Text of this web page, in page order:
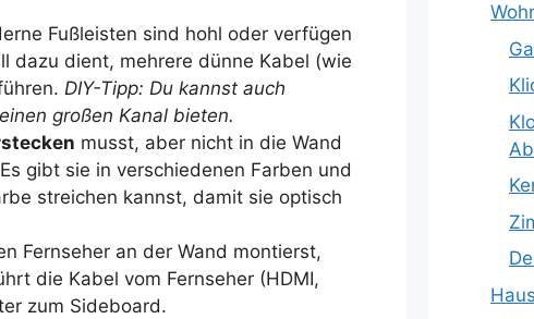
Fußleisten sind hohl oder verfügen
dazu dient, mehrere dünne Kabel (wie
DIY-Tipp: Du kannst auch
großen Kanal bieten.
musst, aber nicht in die Wand
gibt sie in verschiedenen Farben und
streichen kannst, damit sie optisch
Fernseher an der Wand montierst,
die Kabel vom Fernseher (HDMI,
zum Sideboard.
Haus